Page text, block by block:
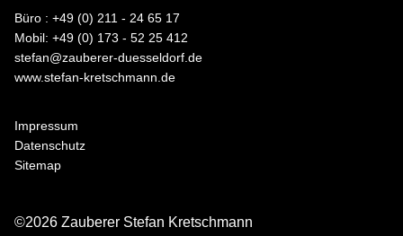
Büro : +49 (0) 211 - 24 65 17
Mobil: +49 (0) 173 - 52 25 412
stefan@zauberer-duesseldorf.de
www.stefan-kretschmann.de
Impressum
Datenschutz
Sitemap
©2026 Zauberer Stefan Kretschmann